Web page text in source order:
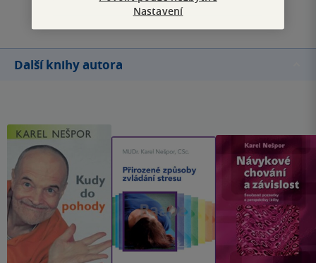
jeho vyváženosti (humor, vážné věci).
Přidat hodnocení
Další knihy autora
Nastavení